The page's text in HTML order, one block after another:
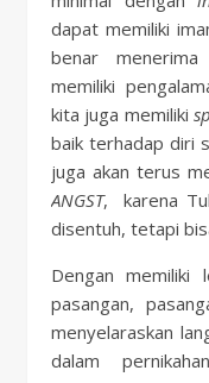
dapat memiliki
benar
memiliki
kita juga memiliki
baik terhadap diri
juga akan terus
ANGST,
karena
disentuh, tetapi
Dengan memiliki
pasangan,
menyelaraskan
dalam